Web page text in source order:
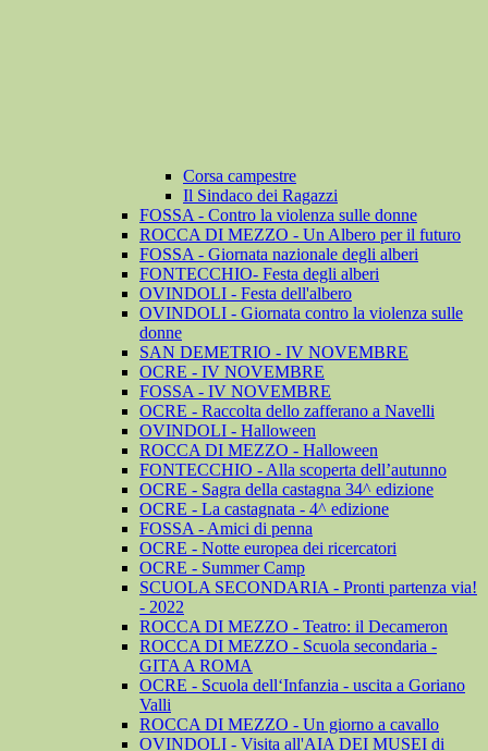
Corsa campestre
Il Sindaco dei Ragazzi
FOSSA - Contro la violenza sulle donne
ROCCA DI MEZZO - Un Albero per il futuro
FOSSA - Giornata nazionale degli alberi
FONTECCHIO- Festa degli alberi
OVINDOLI - Festa dell'albero
OVINDOLI - Giornata contro la violenza sulle
donne
SAN DEMETRIO - IV NOVEMBRE
OCRE - IV NOVEMBRE
FOSSA - IV NOVEMBRE
OCRE - Raccolta dello zafferano a Navelli
OVINDOLI - Halloween
ROCCA DI MEZZO - Halloween
FONTECCHIO - Alla scoperta dell’autunno
OCRE - Sagra della castagna 34^ edizione
OCRE - La castagnata - 4^ edizione
FOSSA - Amici di penna
OCRE - Notte europea dei ricercatori
OCRE - Summer Camp
SCUOLA SECONDARIA - Pronti partenza via!
- 2022
ROCCA DI MEZZO - Teatro: il Decameron
ROCCA DI MEZZO - Scuola secondaria -
GITA A ROMA
OCRE - Scuola dell‘Infanzia - uscita a Goriano
Valli
ROCCA DI MEZZO - Un giorno a cavallo
OVINDOLI - Visita all'AIA DEI MUSEI di